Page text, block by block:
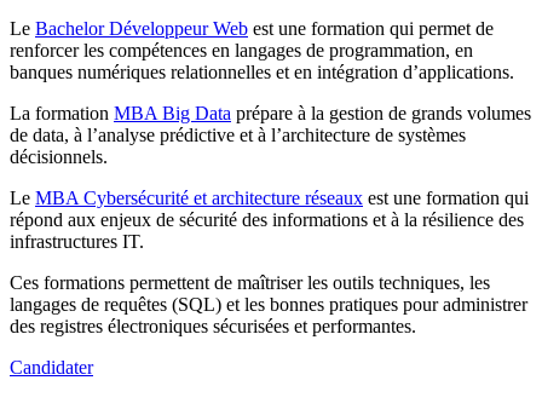
Le Bachelor Développeur Web est une formation qui permet de
renforcer les compétences en langages de programmation, en
banques numériques relationnelles et en intégration d’applications.
La formation MBA Big Data prépare à la gestion de grands volumes
de data, à l’analyse prédictive et à l’architecture de systèmes
décisionnels.
Le MBA Cybersécurité et architecture réseaux est une formation qui
répond aux enjeux de sécurité des informations et à la résilience des
infrastructures IT.
Ces formations permettent de maîtriser les outils techniques, les
langages de requêtes (SQL) et les bonnes pratiques pour administrer
des registres électroniques sécurisées et performantes.
Candidater